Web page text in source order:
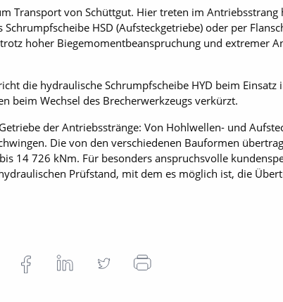
Transport von Schüttgut. Hier treten im Antriebsstrang
HSD (Aufsteckgetriebe) oder per
hoher Biegemomentbeanspruchung und extremer
die hydraulische Schrumpfscheibe HYD beim
beim Wechsel des Brecherwerkzeugs verkürzt.
der Antriebsstränge: Von Hohlwellen- und
Die von den verschiedenen Bauformen
14 726 kNm. Für besonders anspruchsvolle
Prüfstand, mit dem es möglich ist, die